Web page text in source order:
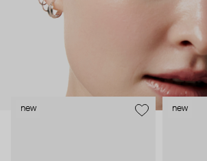
делает это интеллигентно и по-взрослому.
new new